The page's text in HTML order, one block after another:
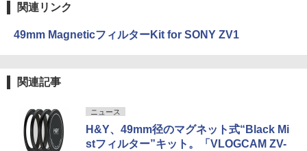
関連リンク
49mm MagneticフィルターKit for SONY ZV1
関連記事
ニュース
H&Y、49mm径のマグネット式“Black Mi
stフィルター”キット。「VLOGCAM ZV-